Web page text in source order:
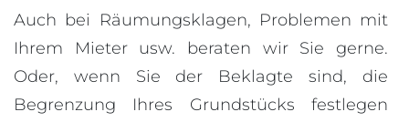
Auch bei Räumungsklagen, Problemen mit
Ihrem Mieter usw. beraten wir Sie gerne.
Oder, wenn Sie der Beklagte sind, die
Begrenzung Ihres Grundstücks festlegen